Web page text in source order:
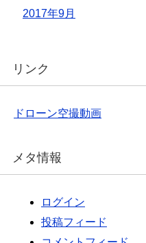
2017年9月
リンク
ドローン空撮動画
メタ情報
ログイン
投稿フィード